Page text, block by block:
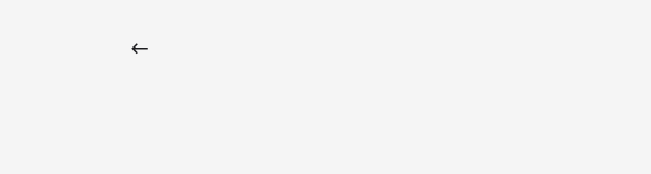
part of it! (Original) Ich